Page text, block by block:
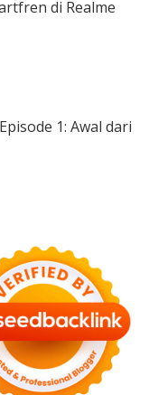
di Realme
1: Awal dari